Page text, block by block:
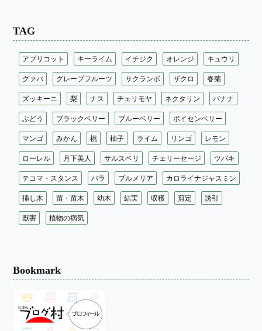
TAG
アプリコット キーライム イチジク オレンジ キュウリ
グァバ グレープフルーツ サクランボ ザクロ 春菊
ズッキーニ 梨 ナス チェリモヤ ネクタリン バナナ
ぶどう ブラックベリー ブルーベリー ボイセンベリー
マンゴ みかん 桃 柚子 ライム リンゴ レモン
ローレル 月下美人 サルスベリ チェリーセージ ツバキ
テコマ・スタンス バラ プルメリア カロライナジャスミン
挿し木 苗・苗木 幼木 結実 収穫 剪定 誘引
獣害 植物の病気
Bookmark